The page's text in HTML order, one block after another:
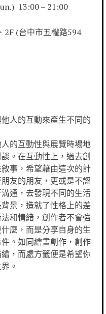
13:00 – 21:00
2F (台中市五權路594
人的互動來產生不同的
的互動性與展覽時場地
。在互動性上，過去創
事， 希望藉由這次的計
友的朋友， 更或是不認
通， 去發現不同的生活
景， 造就了性格上的差
和情緒， 創作者不會強
麼， 而是分享自身的生
。 如同繪畫創作，創作
， 而處方籤便是希望你
。